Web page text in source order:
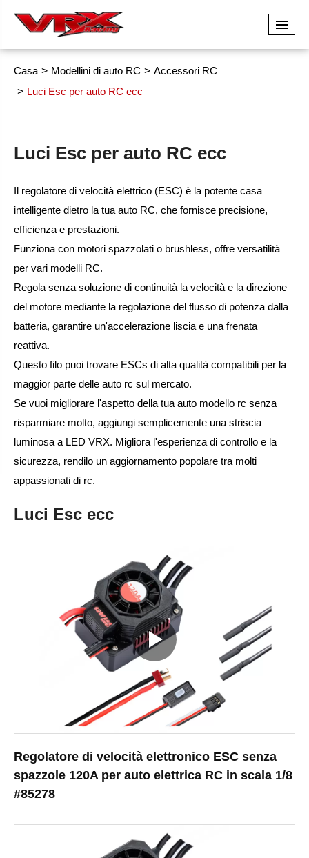
Casa Modellini di auto RC
Accessori RC
Luci Esc per auto RC ecc
Luci Esc per auto RC ecc
Il regolatore di velocità elettrico (ESC) è la potente casa
intelligente dietro la tua auto RC, che fornisce precisione,
efficienza e prestazioni.
Funziona con motori spazzolati o brushless, offre versatilità
per vari modelli RC.
Regola senza soluzione di continuità la velocità e la direzione
del motore mediante la regolazione del flusso di potenza dalla
batteria, garantire un'accelerazione liscia e una frenata
reattiva.
Questo filo puoi trovare ESCs di alta qualità compatibili per la
maggior parte delle auto rc sul mercato.
Se vuoi migliorare l'aspetto della tua auto modello rc senza
risparmiare molto, aggiungi semplicemente una striscia
luminosa a LED VRX. Migliora l'esperienza di controllo e la
sicurezza, rendilo un aggiornamento popolare tra molti
appassionati di rc.
Luci Esc ecc
Regolatore di velocità elettronico ESC senza
spazzole 120A per auto elettrica RC in scala 1/8
#85278